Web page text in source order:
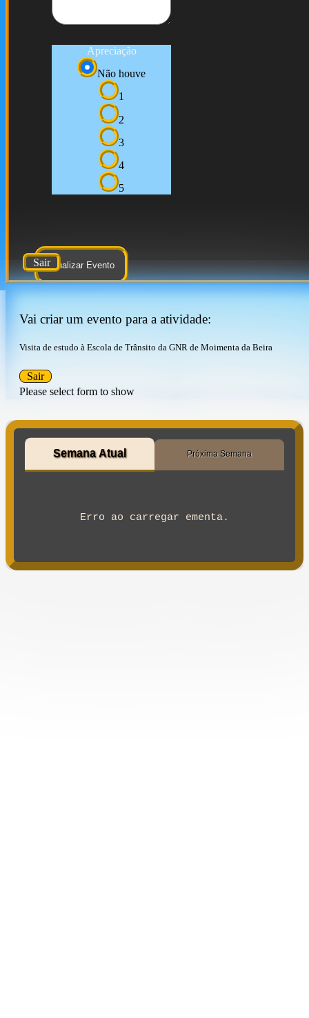
Apreciação
Não houve
1
2
3
4
5
Atualizar Evento
Sair
Vai criar um evento para a atividade:
Visita de estudo à Escola de Trânsito da GNR de Moimenta da Beira
Please select form to show
Sair
Semana Atual Próxima Semana
Erro ao carregar ementa.